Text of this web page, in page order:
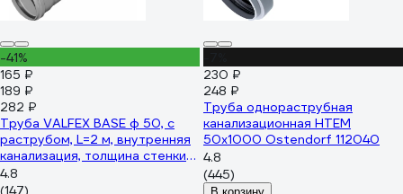
-41%
165 ₽
189 ₽
282 ₽
Труба VALFEX BASE ф 50, с
раструбом, L=2 м, внутренняя
канализация, толщина стенки
1.8 200500200
4.8
(147)
230 ₽
248 ₽
Труба однораструбная
канализационная HTEM
50х1000 Ostendorf 112040
4.8
(445)